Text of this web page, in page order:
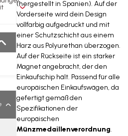
(hergestellt in Spanien). Auf der
Vorderseite wird dein Design
vollfarbig aufgedruckt und mit
einer Schutzschicht aus einem
Harz aus Polyurethan überzogen.
Auf der Rückseite ist ein starker
Magnet angebracht, der den
Einkaufschip hält. Passend für alle
europäischen Einkaufswägen, da
gefertigt gemäß den
Spezifikationen der
europäischen
Münzmedaillenverordnung.